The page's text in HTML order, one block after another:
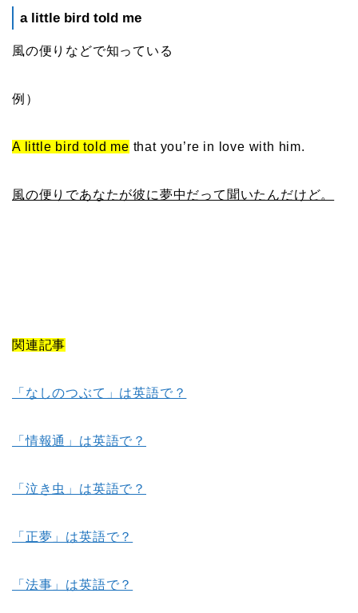
a little bird told me
風の便りなどで知っている
例）
A little bird told me that you’re in love with him.
風の便りであなたが彼に夢中だって聞いたんだけど。
関連記事
「なしのつぶて」は英語で？
「情報通」は英語で？
「泣き虫」は英語で？
「正夢」は英語で？
「法事」は英語で？